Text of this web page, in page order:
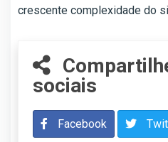
crescente complexidade do
sociais
Facebook